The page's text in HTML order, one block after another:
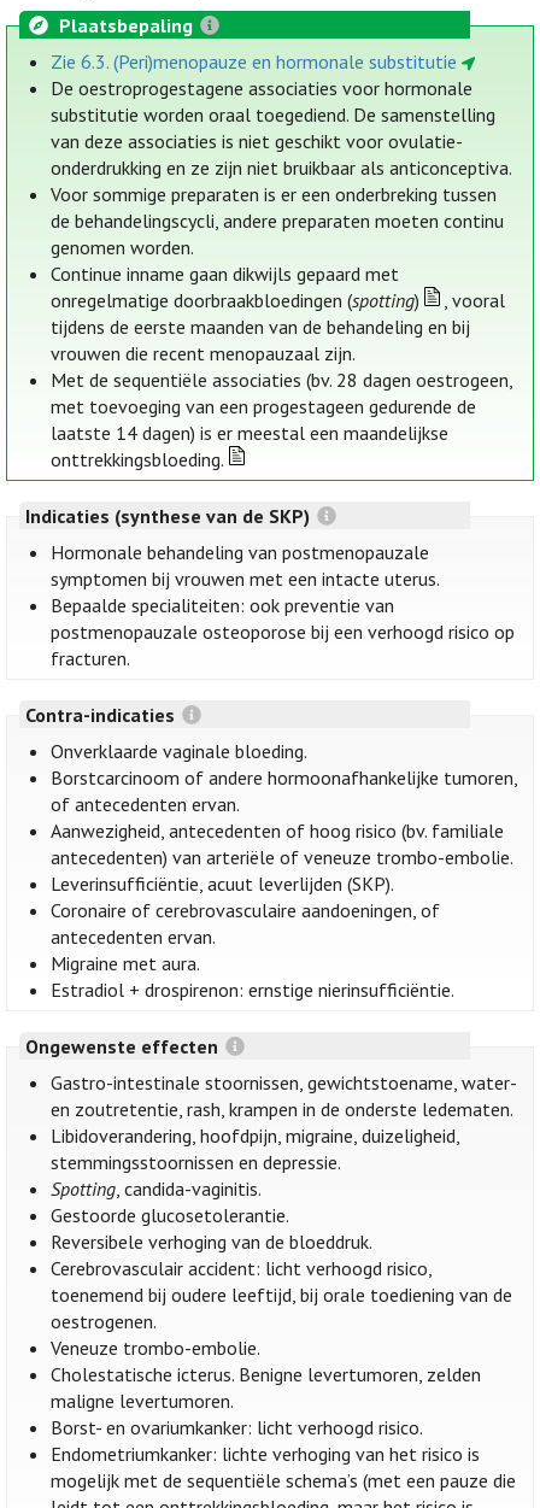
Plaatsbepaling
Zie 6.3. (Peri)menopauze en hormonale substitutie
De oestroprogestagene associaties voor hormonale
substitutie worden oraal toegediend. De samenstelling
van deze associaties is niet geschikt voor ovulatie-
onderdrukking en ze zijn niet bruikbaar als anticonceptiva.
Voor sommige preparaten is er een onderbreking tussen
de behandelingscycli, andere preparaten moeten continu
genomen worden.
Continue inname gaan dikwijls gepaard met
onregelmatige doorbraakbloedingen (spotting)
, vooral
tijdens de eerste maanden van de behandeling en bij
vrouwen die recent menopauzaal zijn.
Met de sequentiële associaties (bv. 28 dagen oestrogeen,
met toevoeging van een progestageen gedurende de
laatste 14 dagen) is er meestal een maandelijkse
onttrekkingsbloeding.
Indicaties (synthese van de SKP)
Hormonale behandeling van postmenopauzale
symptomen bij vrouwen met een intacte uterus.
Bepaalde specialiteiten: ook preventie van
postmenopauzale osteoporose bij een verhoogd risico op
fracturen.
Contra-indicaties
Onverklaarde vaginale bloeding.
Borstcarcinoom of andere hormoonafhankelijke tumoren,
of antecedenten ervan.
Aanwezigheid, antecedenten of hoog risico (bv. familiale
antecedenten) van arteriële of veneuze trombo-embolie.
Leverinsufficiëntie, acuut leverlijden (SKP).
Coronaire of cerebrovasculaire aandoeningen, of
antecedenten ervan.
Migraine met aura.
Estradiol + drospirenon: ernstige nierinsufficiëntie.
Ongewenste effecten
Gastro-intestinale stoornissen, gewichtstoename, water-
en zoutretentie, rash, krampen in de onderste ledematen.
Libidoverandering, hoofdpijn, migraine, duizeligheid,
stemmingsstoornissen en depressie.
Spotting, candida-vaginitis.
Gestoorde glucosetolerantie.
Reversibele verhoging van de bloeddruk.
Cerebrovasculair accident: licht verhoogd risico,
toenemend bij oudere leeftijd, bij orale toediening van de
oestrogenen.
Veneuze trombo-embolie.
Cholestatische icterus. Benigne levertumoren, zelden
maligne levertumoren.
Borst- en ovariumkanker: licht verhoogd risico.
Endometriumkanker: lichte verhoging van het risico is
mogelijk met de sequentiële schema’s (met een pauze die